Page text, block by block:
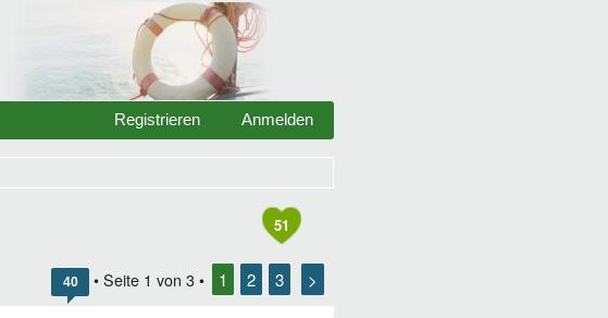
Anmelden
Registrieren
51
40 • Seite 1 von 3 • 1 2 3 >